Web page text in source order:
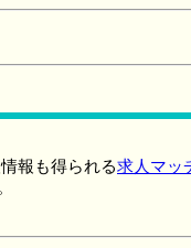
報も得られる求人マッ